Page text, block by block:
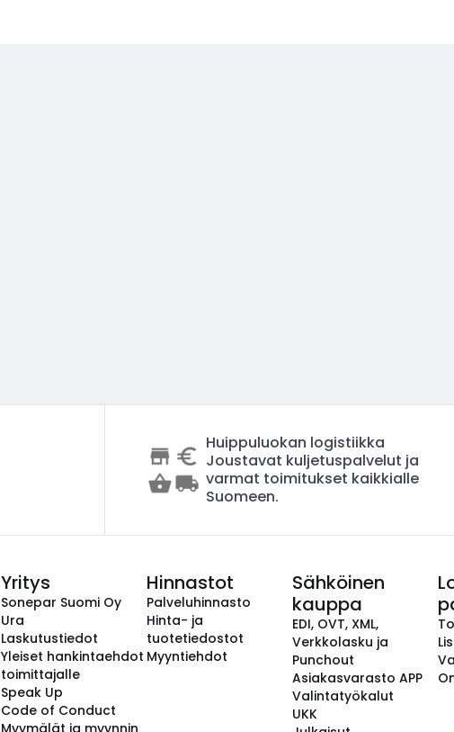
Huippuluokan logistiikka
Joustavat kuljetuspalvelut ja
varmat toimitukset kaikkialle
Suomeen.
Yritys
Sonepar Suomi Oy
Ura
Laskutustiedot
Yleiset hankintaehdot
toimittajalle
Speak Up
Code of Conduct
Myymälät ja myynnin
Hinnastot
Palveluhinnasto
Hinta- ja
tuotetiedostot
Myyntiehdot
Sähköinen
kauppa
EDI, OVT, XML,
Verkkolasku ja
Punchout
Asiakasvarasto APP
Valintatyökalut
UKK